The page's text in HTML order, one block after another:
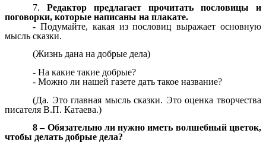
Редактор предлагает прочитать пословицы и
поговорки, которые написаны на плакате.
- Подумайте, какая из пословиц выражает основную
мысль сказки.
(Жизнь дана на добрые дела)
- На какие такие добрые?
- Можно ли нашей газете дать такое название?
(Да. Это главная мысль сказки. Это оценка творчества
писателя В.П. Катаева.)
8 – Обязательно ли нужно иметь волшебный цветок,
чтобы делать добрые дела?